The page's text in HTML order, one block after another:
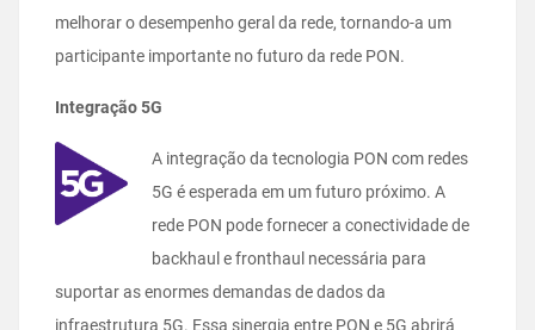
melhorar o desempenho geral da rede, tornando-a um
participante importante no futuro da rede PON.
Integração 5G
A integração da tecnologia PON com redes
5G é esperada em um futuro próximo. A
rede PON pode fornecer a conectividade de
backhaul e fronthaul necessária para
suportar as enormes demandas de dados da
infraestrutura 5G. Essa sinergia entre PON e 5G abrirá